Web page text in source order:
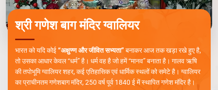
श्री गणेश बाग मंदिर ग्वालियर
भारत को यदि कोई“अक्षुण्ण और जीवित सभ्यता” बनाकर आज तक खड़ा रखे हुए है,
तो उसका आधार केवल “धर्म” है। धर्म वह है जो हमें “मानव” बनाता है। गालव ऋषि
की तपोभूमि ग्वालियर शहर, कई एतिहासिक एवं धार्मिक स्थलों को समेटे है। ग्वालियर
का प्राचीनतम गणेशबाग मंदिर, 250 वर्ष पूर्व 1840 ई में स्थापित गणेश मंदिर है।